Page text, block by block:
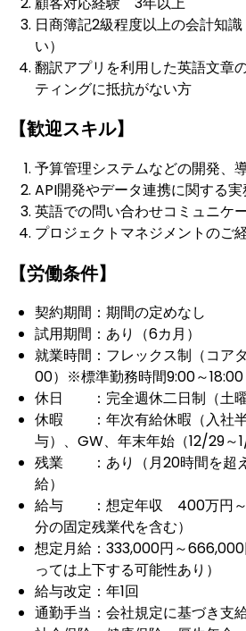
日商簿記2級程度以上の会計知
い）
翻訳アプリを利用した英語文章
ティングに抵抗がない方
【歓迎スキル】
予算管理システムなどの開発、
API開発やデータ連携に関する
英語での問い合わせコミュニケ
プロジェクトマネジメントのご
【労働条件】
契約期間：期間の定めなし
試用期間：あり（6カ月）
就業時間：フレックス制（コア
00）※標準勤務時間9:00～18:00
休日 ：完全週休二日制（土曜
休暇 ：年次有給休暇（入社半
与）、GW、年末年始（12/29～
残業 ：あり（月20時間を超
給）
給与 ：想定年収 400万円～
分の固定残業代を含む）
想定月給：333,000円～
っては上下する可能性あり）
給与改定：年1回
通勤手当：会社規定に基づき支